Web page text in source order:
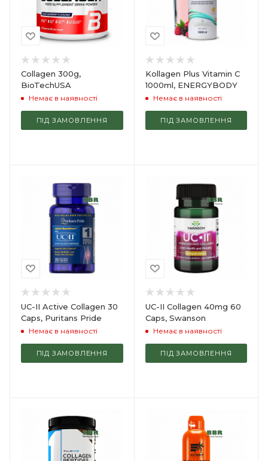
Collagen 300g,
BioTechUSA
Немає в наявності
ПІД ЗАМОВЛЕННЯ
Kollagen Plus Vitamin C
1000ml, ENERGYBODY
Немає в наявності
ПІД ЗАМОВЛЕННЯ
UC-II Active Collagen 30
Caps, Puritans Pride
Немає в наявності
ПІД ЗАМОВЛЕННЯ
UC-II Collagen 40mg 60
Caps, Swanson
Немає в наявності
ПІД ЗАМОВЛЕННЯ